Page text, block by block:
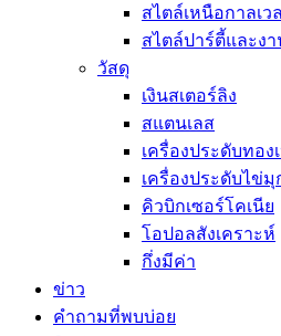
สไตล์เหนือกาลเว
สไตล์ปาร์ตี้และง
วัสดุ
เงินสเตอร์ลิง
สแตนเลส
เครื่องประดับทอง
เครื่องประดับไข่มุ
คิวบิกเซอร์โคเนีย
โอปอลสังเคราะห์
กึ่งมีค่า
ข่าว
คำถามที่พบบ่อย